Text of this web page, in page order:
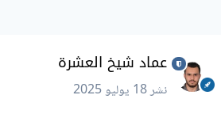
عماد شيخ العشرة
نشر18 يوليو 2025